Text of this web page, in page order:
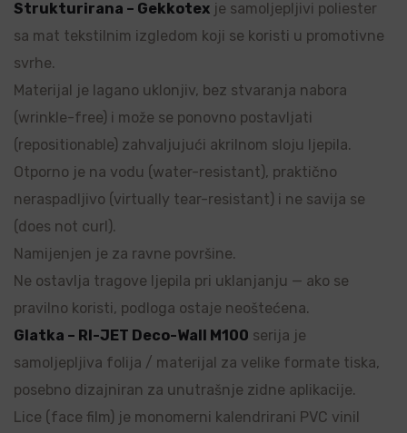
Strukturirana – Gekkotex je samoljepljivi poliester
sa mat tekstilnim izgledom koji se koristi u promotivne
svrhe.
Materijal je lagano uklonjiv, bez stvaranja nabora
(wrinkle-free) i može se ponovno postavljati
(repositionable) zahvaljujući akrilnom sloju ljepila.
Otporno je na vodu (water-resistant), praktično
neraspadljivo (virtually tear-resistant) i ne savija se
(does not curl).
Namijenjen je za ravne površine.
Ne ostavlja tragove ljepila pri uklanjanju — ako se
pravilno koristi, podloga ostaje neoštećena.
Glatka – RI-JET Deco-Wall M100 serija je
samoljepljiva folija / materijal za velike formate tiska,
posebno dizajniran za unutrašnje zidne aplikacije.
Lice (face film) je monomerni kalendrirani PVC vinil